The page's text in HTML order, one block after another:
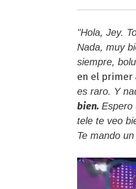
"Hola, Jey.
Nada, muy
siempre,
en el primer
es raro. Y
bien.
tele te veo
Te mando